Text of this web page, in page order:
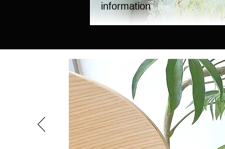
​information